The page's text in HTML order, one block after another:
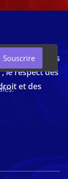
Souscrire
engagé dans
le respect des
et des